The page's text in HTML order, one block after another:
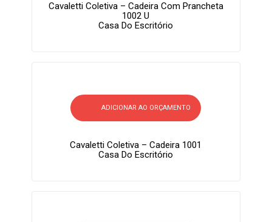
Cavaletti Coletiva – Cadeira Com Prancheta
1002 U
Casa Do Escritório
ADICIONAR AO ORÇAMENTO
Cavaletti Coletiva – Cadeira 1001
Casa Do Escritório